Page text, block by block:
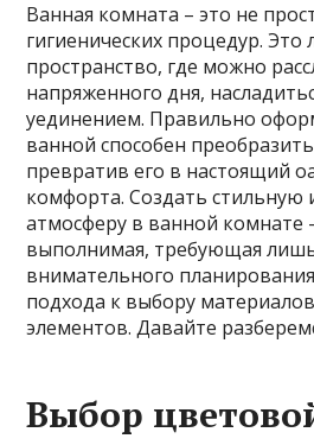
Ванная комната – это не
гигиенических процедур. Это
пространство, где можно
напряженного дня,
уединением. Правильно
ванной способен
превратив его в настоящий
комфорта. Создать стильную
атмосферу в ванной комнате
выполнимая, требующая
внимательного
подхода к выбору
элементов. Давайте
Выбор